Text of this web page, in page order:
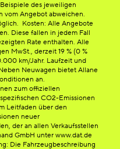
des jeweiligen
vom Angebot abweichen.
Kosten: Alle Angebote
Diese fallen in jedem Fall
Rate enthalten. Alle
MwSt., derzeit 19 % (0 %
km/Jahr. Laufzeit und
Neuwagen bietet Allane
an.
zum offiziellen
CO2-Emissionen
Leitfaden über den
neuer
der an allen Verkaufsstellen
GmbH unter www.dat.de
Die Fahrzeugbeschreibung